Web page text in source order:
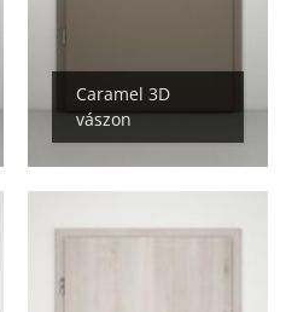
Caramel 3D
vászon